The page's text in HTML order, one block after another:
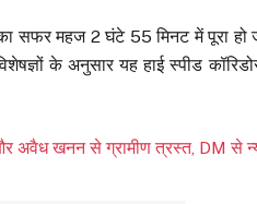
सफर महज 2 घंटे 55 मिनट में पूरा
के अनुसार यह हाई स्पीड
खनन से ग्रामीण त्रस्त, DM से